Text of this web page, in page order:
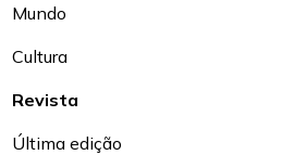
Mundo
Cultura
Revista
Última edição